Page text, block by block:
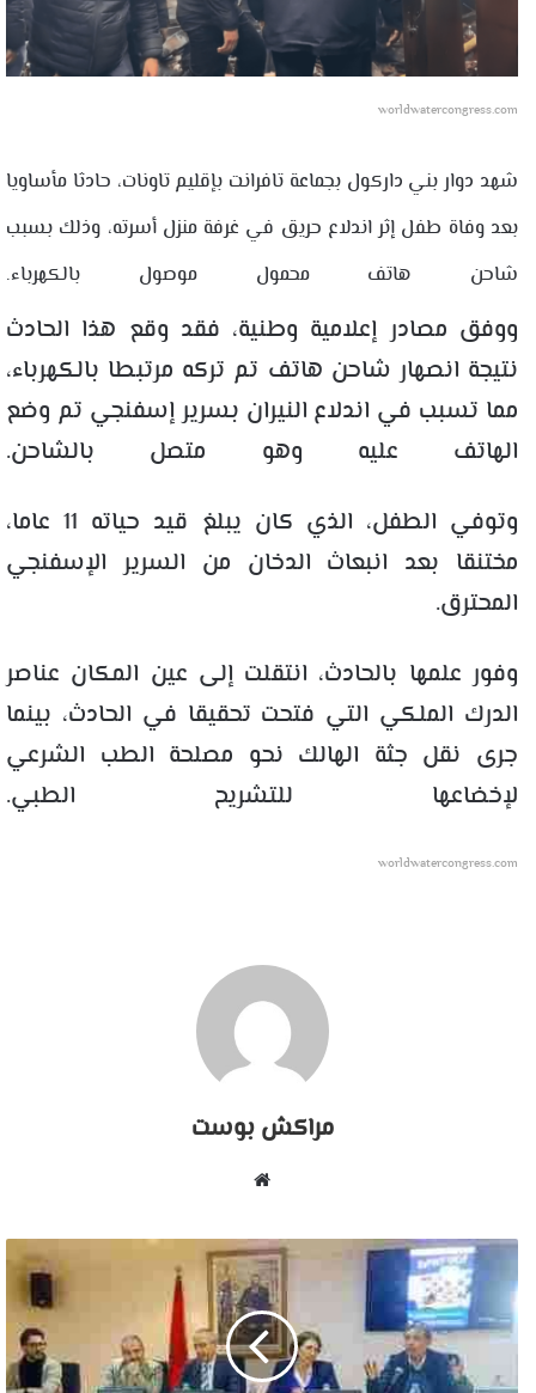
worldwatercongress.com
شهد دوار بني داركول بجماعة تافرانت بإقليم تاونات، حادثا مأساويا
بعد وفاة طفل إثر اندلاع حريق في غرفة منزل أسرته، وذلك بسبب
شاحن هاتف محمول موصول بالكهرباء.
ووفق مصادر إعلامية وطنية، فقد وقع هذا الحادث
نتيجة انصهار شاحن هاتف تم تركه مرتبطا بالكهرباء،
مما تسبب في اندلاع النيران بسرير إسفنجي تم وضع
الهاتف عليه وهو متصل بالشاحن.
وتوفي الطفل، الذي كان يبلغ قيد حياته 11 عاما،
مختنقا بعد انبعاث الدخان من السرير الإسفنجي
المحترق.
وفور علمها بالحادث، انتقلت إلى عين المكان عناصر
الدرك الملكي التي فتحت تحقيقا في الحادث، بينما
جرى نقل جثة الهالك نحو مصلحة الطب الشرعي
لإخضاعها للتشريح الطبي.
worldwatercongress.com
مراكش بوست